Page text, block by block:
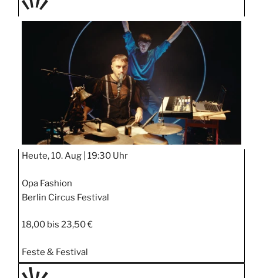
TAGE
Heute, 10. Aug | 19:30 Uhr
Opa Fashion
Berlin Circus Festival
18,00 bis 23,50 €
Feste & Festival